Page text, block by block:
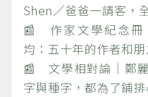
Shen／爸爸一請客，
📰 作家文學紀念冊
均：五十年的作者和
📰 文學相對論｜鄭
字與種字，都為了鋪